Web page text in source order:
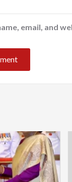
email, and